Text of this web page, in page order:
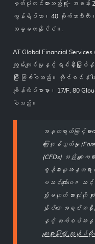
မှတ်ပုံတင်ထားသည့်ရုံး- အခန်း
ကွန်ရိပ်သာ၊ 40 ဆိုက်ဘာစီးတီး
သမ္မတနိုင်ငံ။.
AT Global Financial
ကျွမ်းကျင်မှုနှင့် ရင်းနှီးမြှု
ပြီး ဖြစ်ပါသည်။ လိုင်စင်နံ
ချိန်လိပ်စာမှာ၊ 17/F, 80
ပါသည်။
အန္တရာယ်မြင့်မား
ကြေးကုန်သွယ်မှု
(CFDs) သည် စျေးကစ
စွန့်စားမှုအန္တရာ
မသင့်လျော်ပေ။ သ
သို့မဟုတ် အားလုံးကို
နိုင်သော အရင်းအ
နှင့် ဆက်စပ်အန္တ
ကျေးဇူးပြု၍ ကျွ